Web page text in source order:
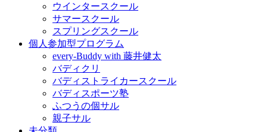
ウインタースクール
サマースクール
スプリングスクール
個人参加型プログラム
every-Buddy with 藤井健太
バディクリ
バディストライカースクール
バディスポーツ塾
ふつうの個サル
親子サル